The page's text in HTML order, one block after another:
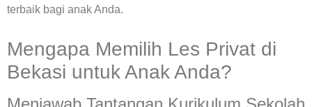
terbaik bagi anak Anda.
Mengapa Memilih Les Privat di
Bekasi untuk Anak Anda?